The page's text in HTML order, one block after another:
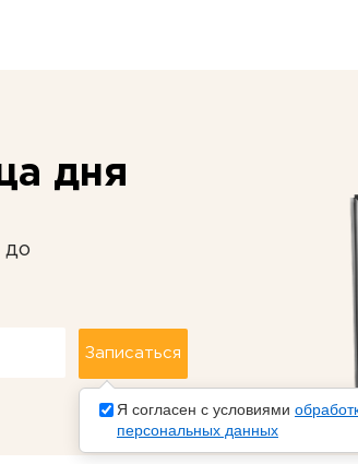
дня
до
Я согласен с условиями
персональных данных